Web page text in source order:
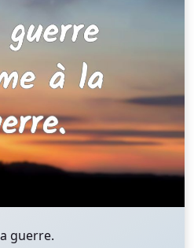
guerre.